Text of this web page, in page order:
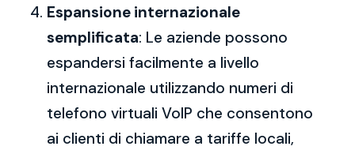
Espansione internazionale
semplificata: Le aziende possono
espandersi facilmente a livello
internazionale utilizzando numeri di
telefono virtuali VoIP che consentono
ai clienti di chiamare a tariffe locali,